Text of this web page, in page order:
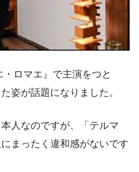
ロマエ』で主演をつと
姿が話題になりました。
人なのですが、「テルマ
まったく違和感がないです